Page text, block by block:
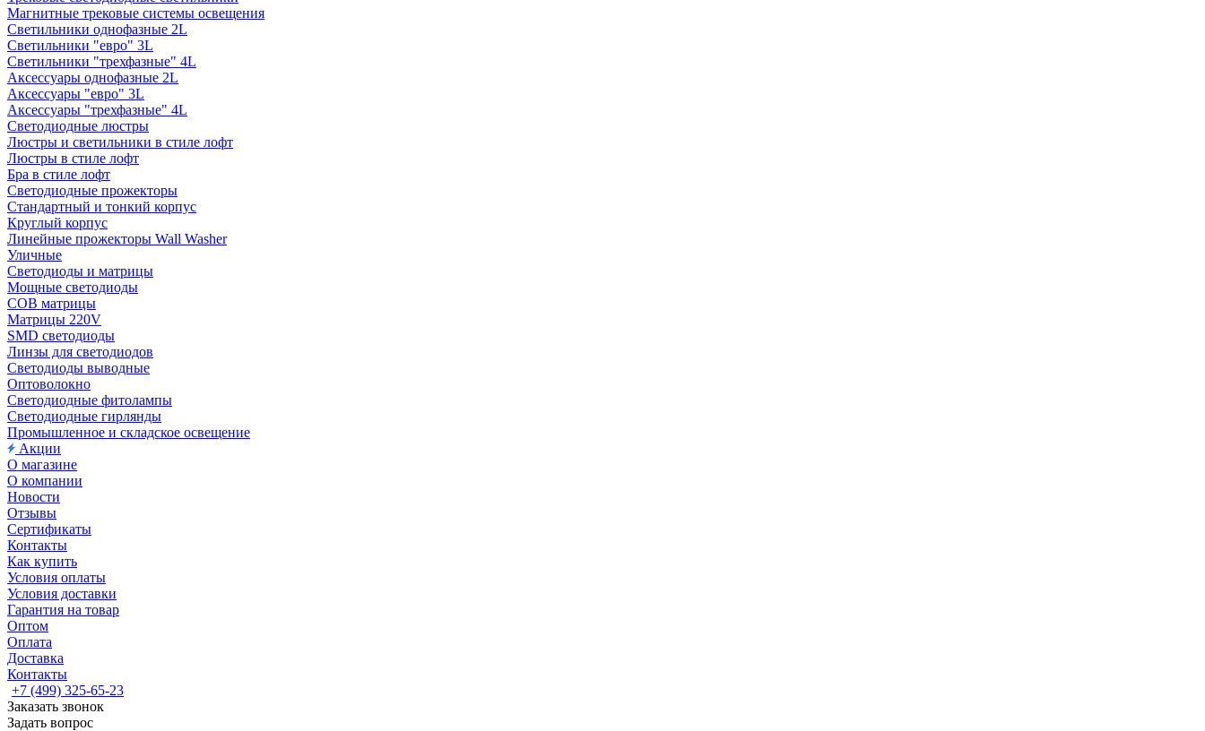
Магнитные трековые системы освещения
Светильники однофазные 2L
Светильники "евро" 3L
Светильники "трехфазные" 4L
Аксессуары однофазные 2L
Аксессуары "евро" 3L
Аксессуары "трехфазные" 4L
Светодиодные люстры
Люстры и светильники в стиле лофт
Люстры в стиле лофт
Бра в стиле лофт
Светодиодные прожекторы
Стандартный и тонкий корпус
Круглый корпус
Линейные прожекторы Wall Washer
Уличные
Светодиоды и матрицы
Мощные светодиоды
COB матрицы
Матрицы 220V
SMD светодиоды
Линзы для светодиодов
Светодиоды выводные
Оптоволокно
Светодиодные фитолампы
Светодиодные гирлянды
Промышленное и складское освещение
Акции
О магазине
О компании
Новости
Отзывы
Сертификаты
Контакты
Как купить
Условия оплаты
Условия доставки
Гарантия на товар
Оптом
Оплата
Доставка
Контакты
+7 (499) 325-65-23
Заказать звонок
Задать вопрос